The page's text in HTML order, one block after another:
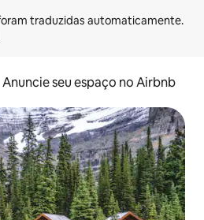
Anuncie seu espaço no Airbnb